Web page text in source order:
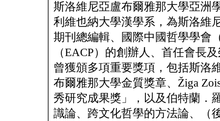
斯洛維尼亞盧布爾雅那大學亞洲
利維也納大學漢學系，為斯洛維
期刊總編輯、國際中國哲學學會
（EACP）的創辦人、首任會長
曾獲頒多項重要獎項，包括斯洛
布爾雅那大學金質獎章、Žiga
秀研究成果獎」，以及伯特蘭．
識論、跨文化哲學的方法論、（